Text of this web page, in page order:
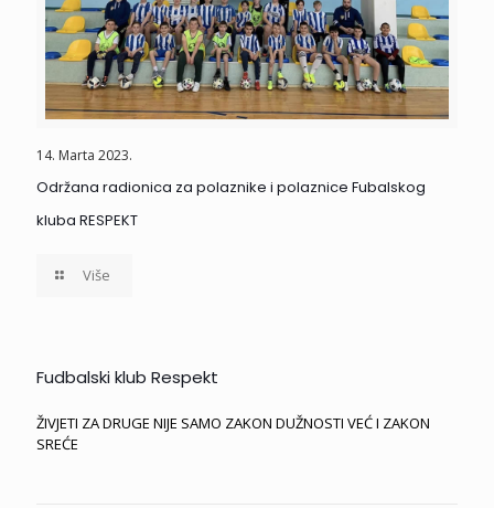
14. Marta 2023.
Održana radionica za polaznike i polaznice Fubalskog
kluba RESPEKT
Više
Fudbalski klub Respekt
ŽIVJETI ZA DRUGE NIJE SAMO ZAKON DUŽNOSTI VEĆ I ZAKON
SREĆE